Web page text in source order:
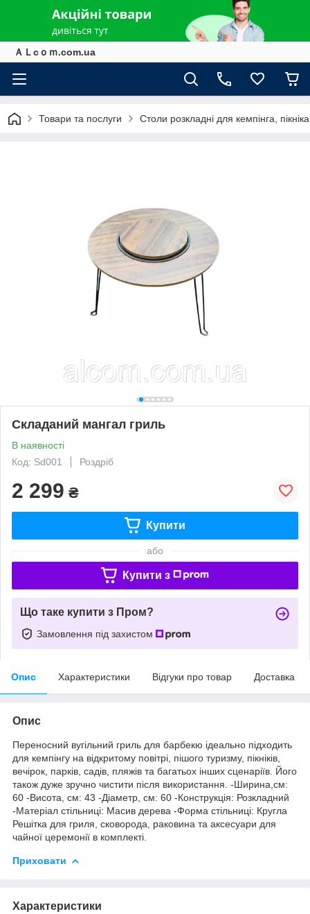
ＡＬcｏｍ.com.ua
Товари та послуги Столи розкладні для кемпінга, пікніка
Складаний мангал гриль
В наявності
Код: Sd001
Роздріб
2 299 ₴
Купити
або
Купити з
Що таке купити з Пром?
Замовлення під захистом
Опис Характеристики Відгуки про товар Доставка
Опис
Переносний вугільний гриль для барбекю ідеально підходить
для кемпінгу на відкритому повітрі, пішого туризму, пікніків,
вечірок, парків, садів, пляжів та багатьох інших сценаріїв. Його
також дуже зручно чистити після використання. -Ширина,см:
60 -Висота, см: 43 -Діаметр, см: 60 -Конструкція: Розкладний
-Матеріал стільниці: Масив дерева -Форма стільниці: Кругла
Решiтка для гриля, сковорода, раковина та аксесуари для
чайної церемонії в комплекті.
Приховати
Характеристики